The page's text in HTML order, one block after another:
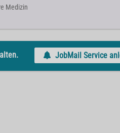
Medizin
JobMail Service